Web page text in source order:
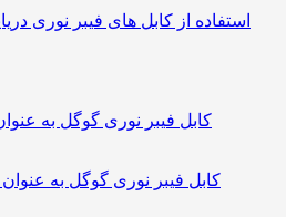
استفاده از کابل های فیبر نوری
کابل فیبر نوری گوگل به